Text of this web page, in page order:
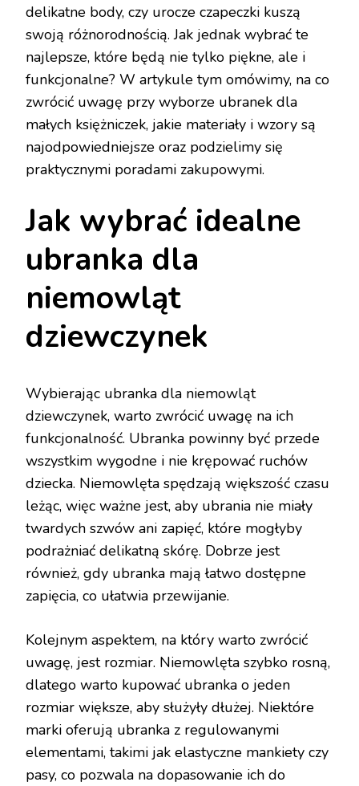
delikatne body, czy urocze czapeczki kuszą
swoją różnorodnością. Jak jednak wybrać te
najlepsze, które będą nie tylko piękne, ale i
funkcjonalne? W artykule tym omówimy, na co
zwrócić uwagę przy wyborze ubranek dla
małych księżniczek, jakie materiały i wzory są
najodpowiedniejsze oraz podzielimy się
praktycznymi poradami zakupowymi.
Jak wybrać idealne
ubranka dla
niemowląt
dziewczynek
Wybierając ubranka dla niemowląt
dziewczynek, warto zwrócić uwagę na ich
funkcjonalność. Ubranka powinny być przede
wszystkim wygodne i nie krępować ruchów
dziecka. Niemowlęta spędzają większość czasu
leżąc, więc ważne jest, aby ubrania nie miały
twardych szwów ani zapięć, które mogłyby
podrażniać delikatną skórę. Dobrze jest
również, gdy ubranka mają łatwo dostępne
zapięcia, co ułatwia przewijanie.
Kolejnym aspektem, na który warto zwrócić
uwagę, jest rozmiar. Niemowlęta szybko rosną,
dlatego warto kupować ubranka o jeden
rozmiar większe, aby służyły dłużej. Niektóre
marki oferują ubranka z regulowanymi
elementami, takimi jak elastyczne mankiety czy
pasy, co pozwala na dopasowanie ich do